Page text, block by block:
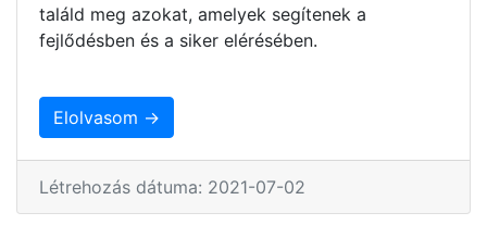
találd meg azokat, amelyek segítenek a
fejlődésben és a siker elérésében.
Elolvasom →
Létrehozás dátuma: 2021-07-02